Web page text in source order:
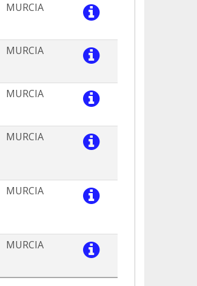
MURCIA
MURCIA
MURCIA
MURCIA
MURCIA
MURCIA